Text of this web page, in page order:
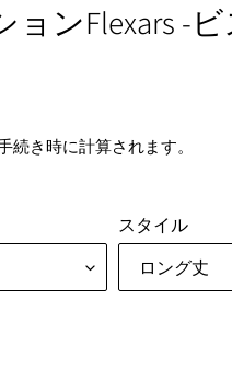
ンFlexars -
続き時に計算されます。
スタイル